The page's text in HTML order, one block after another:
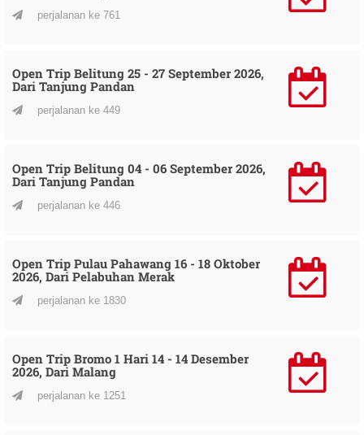
perjalanan ke 761
Open Trip Belitung 25 - 27 September 2026,
Dari Tanjung Pandan
perjalanan ke 449
Open Trip Belitung 04 - 06 September 2026,
Dari Tanjung Pandan
perjalanan ke 446
Open Trip Pulau Pahawang 16 - 18 Oktober
2026, Dari Pelabuhan Merak
perjalanan ke 1830
Open Trip Bromo 1 Hari 14 - 14 Desember
2026, Dari Malang
perjalanan ke 1251